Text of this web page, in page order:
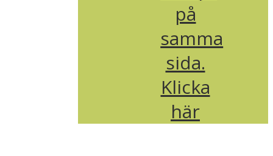
på
samma
sida.
Klicka
här